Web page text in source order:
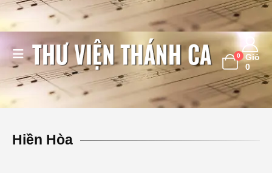
0
Giỏ
0
Hiền Hòa